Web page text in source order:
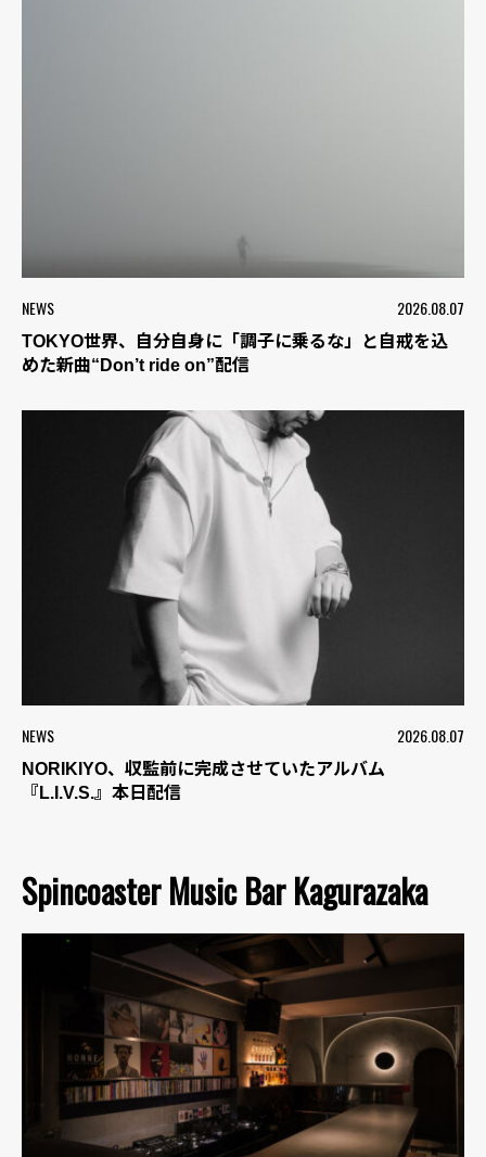
NEWS 2026.08.07
TOKYO世界、自分自身に「調子に乗るな」と自戒を込
めた新曲“Don’t ride on”配信
NEWS 2026.08.07
NORIKIYO、収監前に完成させていたアルバム
『L.I.V.S.』本日配信
Spincoaster Music Bar Kagurazaka